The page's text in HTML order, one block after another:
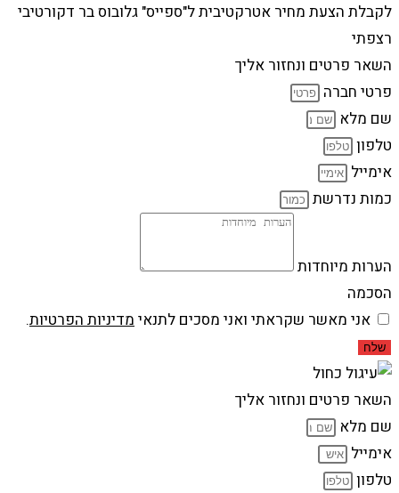
לקבלת הצעת מחיר אטרקטיבית ל"ספייס" גלובוס בר דקורטיבי
רצפתי
השאר פרטים ונחזור אליך
פרטי חברה
שם מלא
טלפון
אימייל
כמות נדרשת
הערות מיוחדות
הסכמה
אני מאשר שקראתי ואני מסכים לתנאימדיניות הפרטיות.
שלח
השאר פרטים ונחזור אליך
שם מלא
אימייל
טלפון